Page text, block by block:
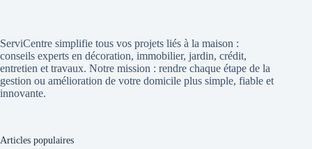
ServiCentre simplifie tous vos projets liés à la maison :
conseils experts en décoration, immobilier, jardin, crédit,
entretien et travaux. Notre mission : rendre chaque étape de la
gestion ou amélioration de votre domicile plus simple, fiable et
innovante.
Articles populaires